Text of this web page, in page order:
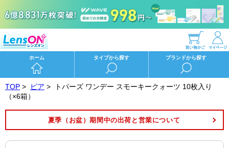
ホーム タイプから探す ブランドから探す
TOP > ピア >
トパーズ ワンデー スモーキークォーツ 10枚入り
（×6箱）
夏季（お盆）期間中の出荷と営業について